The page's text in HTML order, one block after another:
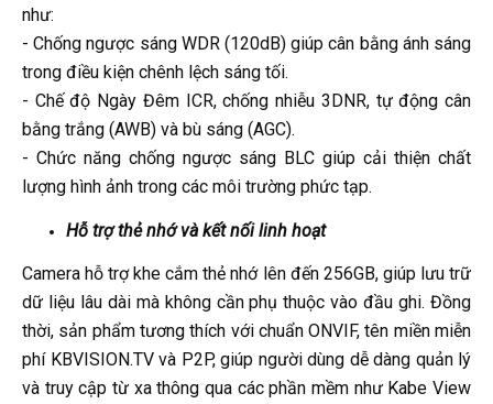
như:
- Chống ngược sáng WDR (120dB) giúp cân bằng ánh sáng
trong điều kiện chênh lệch sáng tối.
- Chế độ Ngày Đêm ICR, chống nhiễu 3DNR, tự động cân
bằng trắng (AWB) và bù sáng (AGC).
- Chức năng chống ngược sáng BLC giúp cải thiện chất
lượng hình ảnh trong các môi trường phức tạp.
Hỗ trợ thẻ nhớ và kết nối linh hoạt
Camera hỗ trợ khe cắm thẻ nhớ lên đến 256GB, giúp lưu trữ
dữ liệu lâu dài mà không cần phụ thuộc vào đầu ghi. Đồng
thời, sản phẩm tương thích với chuẩn ONVIF, tên miền miễn
phí KBVISION.TV và P2P, giúp người dùng dễ dàng quản lý
và truy cập từ xa thông qua các phần mềm như Kabe View